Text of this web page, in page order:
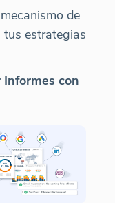
de
tus estrategias
con